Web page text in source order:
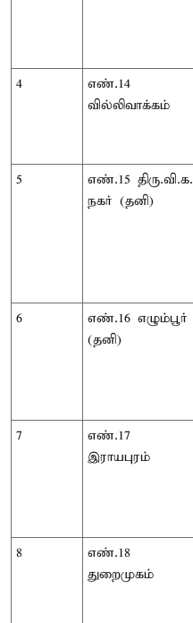
4
எண்.14
வில்லிவாக்கம்
5
எண்.15 திரு.வி.க.
நகர் (தனி)
6
எண்.16 எழும்பூர்
(தனி)
7
எண்.17
இராயபுரம்
8
எண்.18
துறைமுகம்